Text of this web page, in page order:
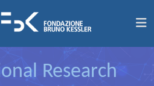
Research